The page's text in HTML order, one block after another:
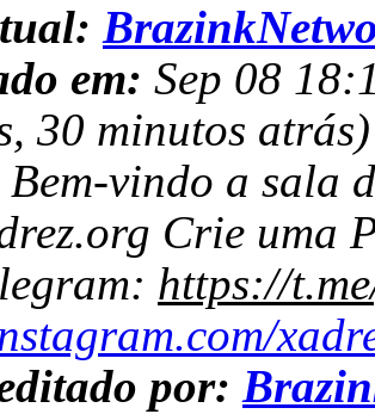
em: Sep 08
30 minutos atrás)
Bem-vindo a sala
Crie uma
https://
por: